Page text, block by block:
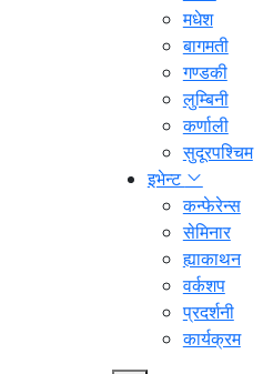
मधेश
बागमती
गण्डकी
लुम्बिनी
कर्णाली
सुदूरपश्चिम
इभेन्ट
कन्फेरेन्स
सेमिनार
ह्याकाथन
वर्कशप
प्रदर्शनी
कार्यक्रम